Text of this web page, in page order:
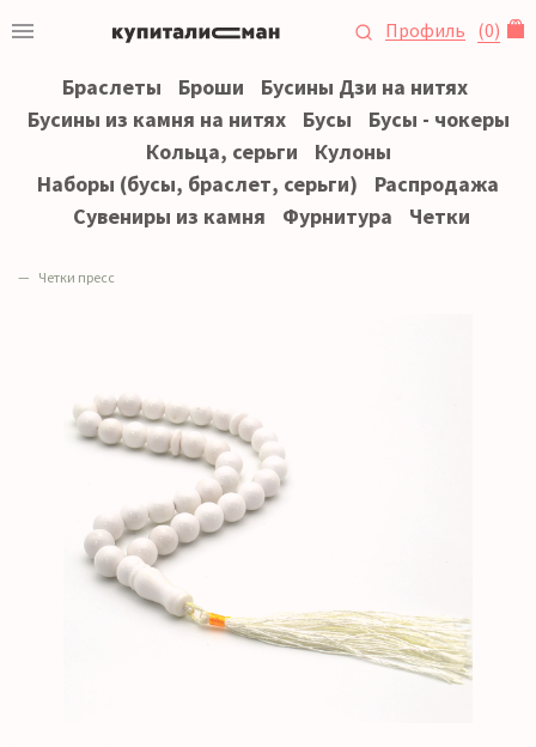
Профиль (0)
Браслеты Броши
Бусины Дзи на нитях
Бусины из камня на нитях
Бусы
Бусы - чокеры
Кольца, серьги
Кулоны
Наборы (бусы, браслет, серьги)
Распродажа
Сувениры из камня
Фурнитура Четки
Четки пресс